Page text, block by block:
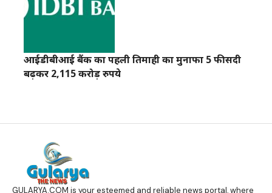
आईडीबीआई बैंक का पहली तिमाही का मुनाफा 5 फीसदी
बढ़कर 2,115 करोड़ रुपये
GULARYA.COM is your esteemed and reliable news portal, where